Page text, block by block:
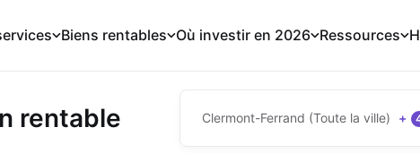
Biens rentables Où investir en 2026 Ressources
rentable Clermont-Ferrand (Toute la ville) +